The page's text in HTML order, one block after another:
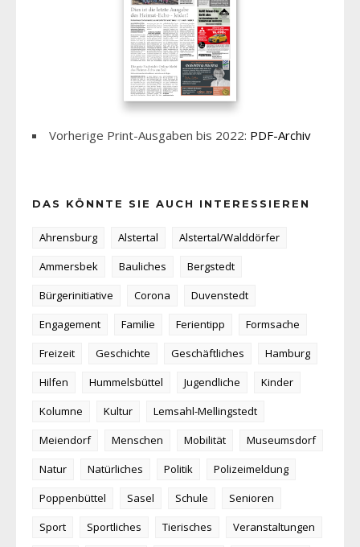
Vorherige Print-Ausgaben bis 2022: PDF-Archiv
DAS KÖNNTE SIE AUCH INTERESSIEREN
Ahrensburg Alstertal
Alstertal/Walddörfer
Ammersbek
Bauliches
Bergstedt
Bürgerinitiative
Corona
Duvenstedt
Engagement
Familie Ferientipp
Formsache
Freizeit
Geschichte Geschäftliches
Hamburg
Hilfen
Hummelsbüttel Jugendliche
Kinder
Kolumne
Kultur
Lemsahl-Mellingstedt
Meiendorf
Menschen Mobilität
Museumsdorf
Natur
Natürliches Politik
Polizeimeldung
Poppenbüttel
Sasel Schule
Senioren
Sport
Sportliches Tierisches
Veranstaltungen